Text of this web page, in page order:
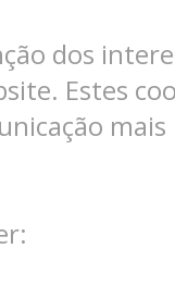
dos
Estes
mais